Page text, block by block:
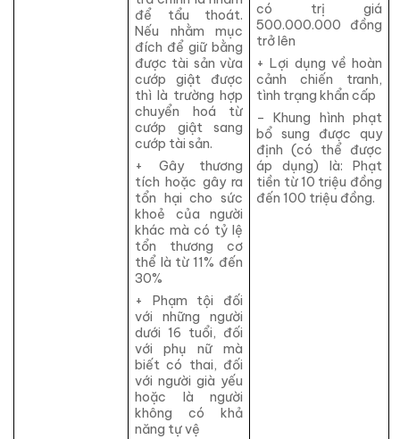
để tẩu thoát.
Nếu nhằm mục
đích để giữ bằng
được tài sản vừa
cướp giật được
thì là trường hợp
chuyển hoá từ
cướp giật sang
cướp tài sản.
+ Gây thương
tích hoặc gây ra
tổn hại cho sức
khoẻ của người
khác mà có tỷ lệ
tổn thương cơ
thể là từ 11% đến
30%
+ Phạm tội đối
với những người
dưới 16 tuổi, đối
với phụ nữ mà
biết có thai, đối
với người già yếu
hoặc là người
không có khả
năng tự vệ
có trị giá
500.000.000 đồng
trở lên
+ Lợi dụng về hoàn
cảnh chiến tranh,
tình trạng khẩn cấp
– Khung hình phạt
bổ sung được quy
định (có thể được
áp dụng) là: Phạt
tiền từ 10 triệu đồng
đến 100 triệu đồng.